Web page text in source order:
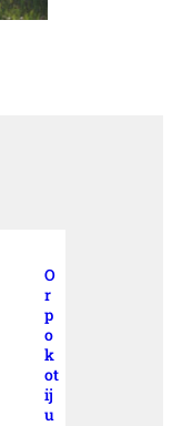
O
r
p
o
k
ot
ij
u